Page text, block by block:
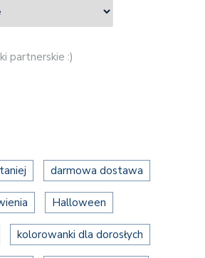
partnerskie :)
darmowa dostawa
Halloween
kolorowanki dla dorosłych